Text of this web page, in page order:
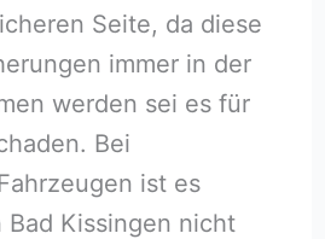
Seite, da diese
immer in der
werden sei es für
Bei
ist es
Kissingen nicht